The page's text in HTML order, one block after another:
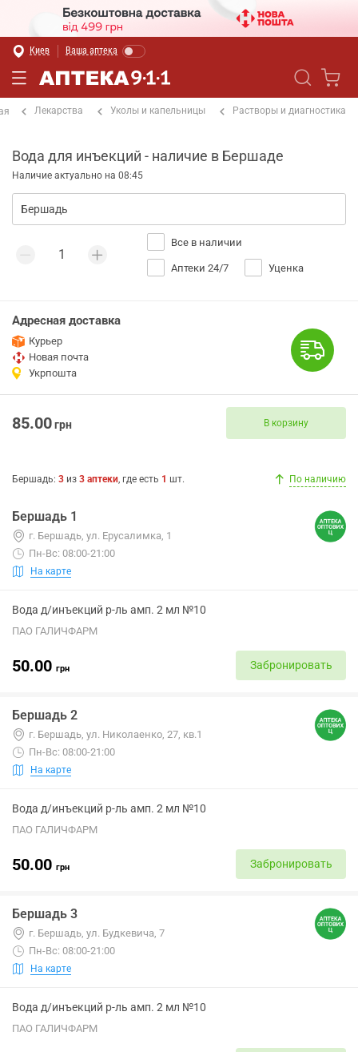
Киев Ваша аптека
Лекарства Уколы и капельницы Растворы и диагностика
Вода для инъекций - наличие в Бершаде
Наличие актуально на 08:45
Все в наличии
Аптеки 24/7 Уценка
Адресная доставка
Курьер
Новая почта
Укрпошта
85.00грн В корзину
Бершадь: 3 из 3 аптеки, где есть 1 шт. По наличию
Бершадь 1
г. Бершадь, ул. Ерусалимка, 1
Пн-Вс: 08:00-21:00
На карте
Вода д/инъекций р-ль амп. 2 мл №10
ПАО ГАЛИЧФАРМ
50.00 грн Забронировать
Бершадь 2
г. Бершадь, ул. Николаенко, 27, кв.1
Пн-Вс: 08:00-21:00
На карте
Вода д/инъекций р-ль амп. 2 мл №10
ПАО ГАЛИЧФАРМ
50.00 грн Забронировать
Бершадь 3
г. Бершадь, ул. Будкевича, 7
Пн-Вс: 08:00-21:00
На карте
Вода д/инъекций р-ль амп. 2 мл №10
ПАО ГАЛИЧФАРМ